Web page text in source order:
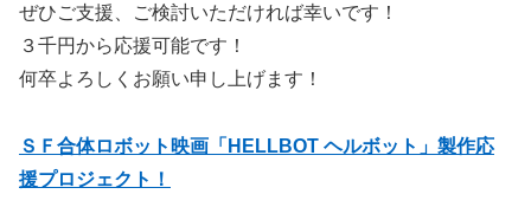
ぜひご支援、ご検討いただければ幸いです！
３千円から応援可能です！
何卒よろしくお願い申し上げます！
ＳＦ合体ロボット映画「HELLBOT ヘルボット」製作応
援プロジェクト！